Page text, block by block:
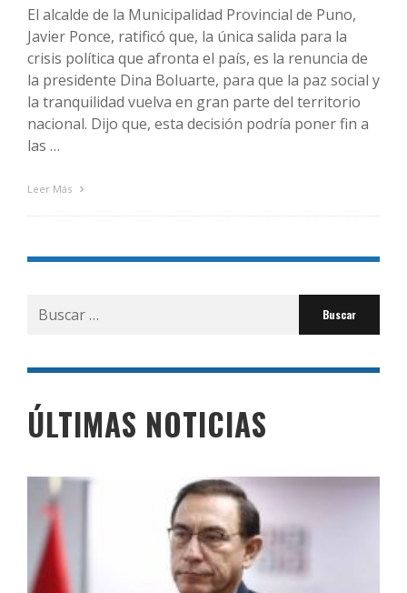
El alcalde de la Municipalidad Provincial de Puno,
Javier Ponce, ratificó que, la única salida para la
crisis política que afronta el país, es la renuncia de
la presidente Dina Boluarte, para que la paz social y
la tranquilidad vuelva en gran parte del territorio
nacional. Dijo que, esta decisión podría poner fin a
las …
Leer Más
Buscar
por:
ÚLTIMAS NOTICIAS